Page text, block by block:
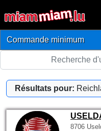
Résultats pour:
8706